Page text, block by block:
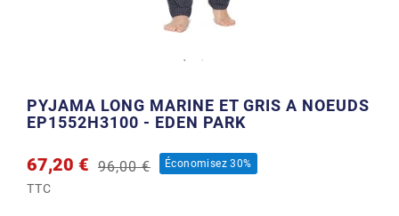
PYJAMA LONG MARINE ET GRIS A NOEUDS
EP1552H3100 - EDEN PARK
67,20 € 96,00 € Économisez 30%
TTC